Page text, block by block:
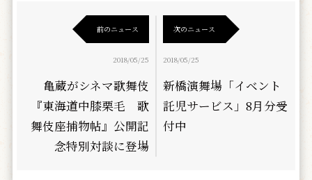
前のニュース
2018/05/25
亀蔵がシネマ歌舞伎
『東海道中膝栗毛 歌
舞伎座捕物帖』公開記
念特別対談に登場
次のニュース
2018/05/25
新橋演舞場「イベント
託児サービス」8月分受
付中